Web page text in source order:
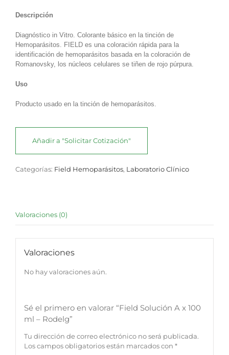
Descripción
Diagnóstico in Vitro. Colorante básico en la tinción de
Hemoparásitos. FIELD es una coloración rápida para la
identificación de hemoparásitos basada en la coloración de
Romanovsky, los núcleos celulares se tiñen de rojo púrpura.
Uso
Producto usado en la tinción de hemoparásitos.
Añadir a "Solicitar Cotización"
Categorías: Field Hemoparásitos, Laboratorio Clínico
Valoraciones (0)
Valoraciones
No hay valoraciones aún.
Sé el primero en valorar “Field Solución A x 100
ml – Rodelg”
Tu dirección de correo electrónico no será publicada.
Los campos obligatorios están marcados con *